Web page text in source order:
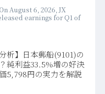
August 6, 2026, JX
earnings for Q1 of
分析】日本郵船(9101)の
純利益33.5%増の好決
5,798円の実力を解説